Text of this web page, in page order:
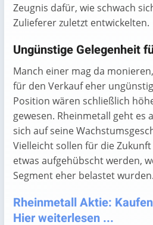
Zeugnis dafür, wie schwach
Zulieferer zuletzt entwickelten.
Ungünstige Gelegenheit
Manch einer mag da
für den Verkauf eher
Position wären schließlich
gewesen. Rheinmetall geht es
sich auf seine
Vielleicht sollen für die
etwas aufgehübscht werden,
Segment eher belastet wurden.
Rheinmetall Aktie:
Hier weiterlesen ...